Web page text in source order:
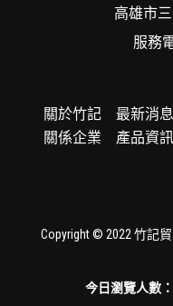
高雄市
服務
關於竹記
關係企業
最新消息
產品資訊
Copyright © 2022 竹記
今日瀏覽人數：